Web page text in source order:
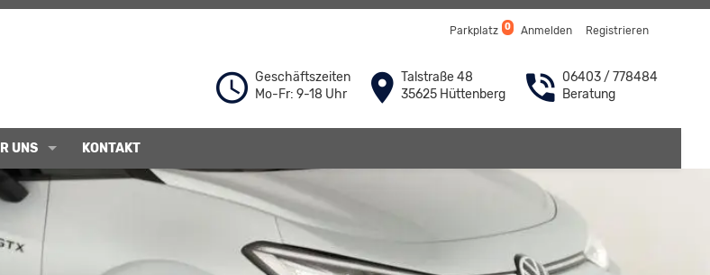
Parkplatz 0 Anmelden Registrieren
Geschäftszeiten
Mo-Fr: 9-18 Uhr
Talstraße 48
35625 Hüttenberg
06403 / 778484
Beratung
UNS KONTAKT